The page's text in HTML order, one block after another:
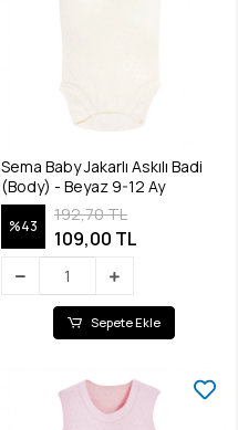
Sema Baby Jakarlı Askılı Badi
(Body) - Beyaz 9-12 Ay
%43
192,70 TL
109,00 TL
Sepete Ekle